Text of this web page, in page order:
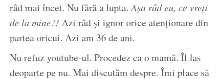
râd mai încet. Nu fără a lupta.Așa râd eu, ce vreți
de la mine?! Azi râd și ignor orice atenționare din
partea oricui. Azi am 36 de ani.
Nu refuz youtube-ul. Procedez ca o mamă. Îl las
deoparte pe nu. Mai discutăm despre. Îmi place să